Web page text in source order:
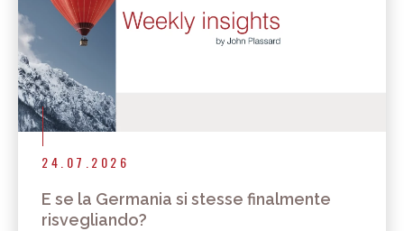
24.07.2026
E se la Germania si stesse finalmente
risvegliando?